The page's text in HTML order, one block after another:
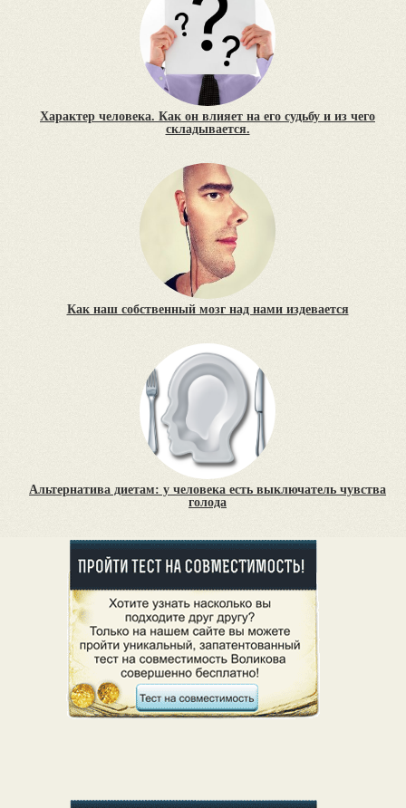
Характер человека. Как он влияет на его судьбу и из чего
складывается.
Как наш собственный мозг над нами издевается
Альтернатива диетам: у человека есть выключатель чувства
голода